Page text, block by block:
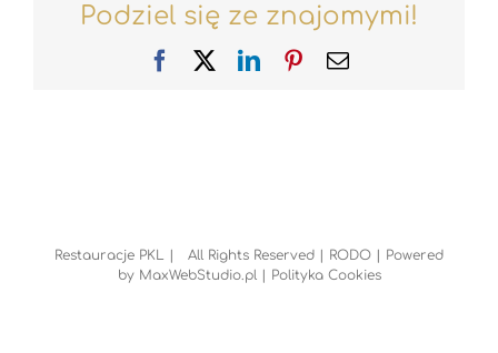
Podziel się ze znajomymi!
FacebookLinkedInPinterest
Email
Restauracje PKL | All Rights Reserved | RODO | Powered
by MaxWebStudio.pl| Polityka Cookies